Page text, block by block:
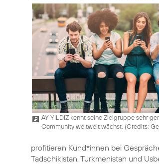
AY YILDIZ kennt seine Zielgruppe sehr
Community weltweit wächst. (Credits:
profitieren Kund*innen bei
Tadschikistan, Turkmenistan und